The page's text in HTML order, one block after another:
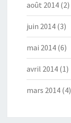
août 2014 (2)
juin 2014 (3)
mai 2014 (6)
avril 2014 (1)
mars 2014 (4)